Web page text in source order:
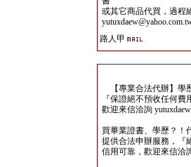
或其它商品代買，過程
路人甲
【專業合法代辦】學
『保證絕不預收任何
歡迎來信洽詢
買畢業證書、學歷？！
提供合法申辦服務，『
信用可靠，歡迎來信洽